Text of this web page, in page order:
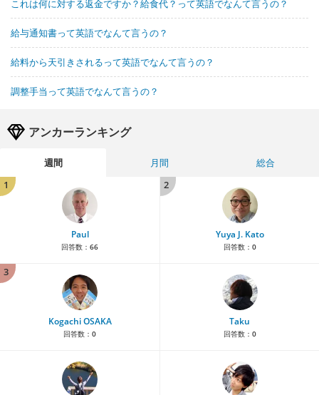
これは何に対する返金ですか？給食代？って英語でなんて言うの？
給与通知書って英語でなんて言うの？
給料から天引きされるって英語でなんて言うの？
調整手当って英語でなんて言うの？
アンカーランキング
週間 月間
総合
1
Paul
回答数： 66
2
Yuya J. Kato
回答数： 0
3
Kogachi OSAKA
回答数： 0
Taku
回答数： 0